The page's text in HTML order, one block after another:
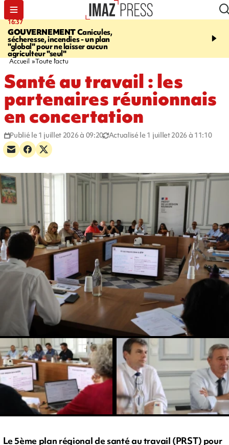
16:37
GOUVERNEMENTCanicules,
sécheresse, incendies - un plan
"global" pour ne laisser aucun
agriculteur "seul"
20:23
interpellé, coprs
Accueil Toute l'actu
Santé au travail : les
partenaires réunionnais
en concertation
Publié le 1 juillet 2026 à 09:20 Actualisé le 1 juillet 2026 à 11:10
Le 5ème plan régional de santé au travail (PRST) pour